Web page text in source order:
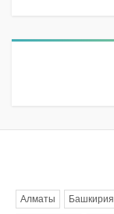
Алматы Башкирия